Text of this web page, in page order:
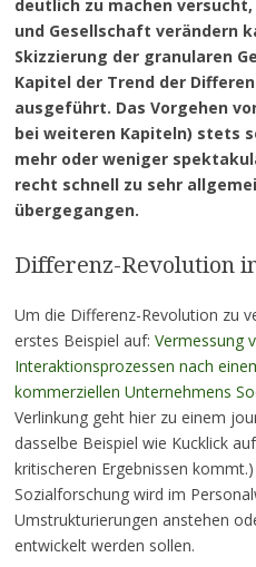
deutlich zu machen
und Gesellschaft verändern
Skizzierung der granularen
Kapitel der Trend der
ausgeführt. Das Vorgehen
bei weiteren Kapiteln) stets
mehr oder weniger
recht schnell zu sehr
übergegangen.
Differenz-Revolution
Um die Differenz-Revolution zu
erstes Beispiel auf: Vermessung
Interaktionsprozessen nach
kommerziellen Unternehmens
Verlinkung geht hier zu einem
dasselbe Beispiel wie Kucklick
kritischeren Ergebnissen
Sozialforschung wird im
Umstrukturierungen anstehen
entwickelt werden sollen.